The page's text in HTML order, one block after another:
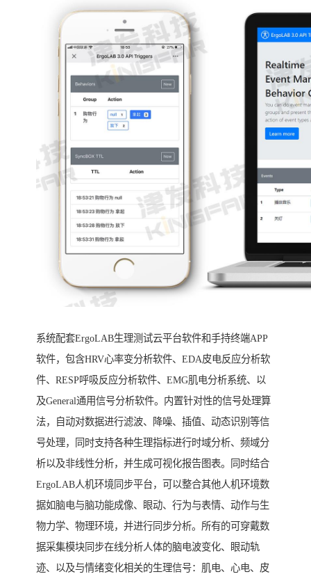
系统配套ErgoLAB生理测试云平台软件和手持终端APP
软件，包含HRV心率变分析软件、EDA皮电反应分析软
件、RESP呼吸反应分析软件、EMG肌电分析系统、以
及General通用信号分析软件。内置针对性的信号处理算
法，自动对数据进行滤波、降噪、插值、动态识别等信
号处理，同时支持各种生理指标进行时域分析、频域分
析以及非线性分析，并生成可视化报告图表。同时结合
ErgoLAB人机环境同步平台，可以整合其他人机环境数
据如脑电与脑功能成像、眼动、行为与表情、动作与生
物力学、物理环境，并进行同步分析。所有的可穿戴数
据采集模块同步在线分析人体的脑电波变化、眼动轨
迹、以及与情绪变化相关的生理信号：肌电、心电、皮